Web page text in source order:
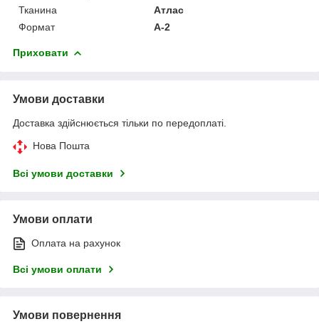
Тканина
Атлас
Формат
А-2
Приховати
Умови доставки
Доставка здійснюється тільки по передоплаті.
Нова Пошта
Всі умови доставки
Умови оплати
Оплата на рахунок
Всі умови оплати
Умови повернення